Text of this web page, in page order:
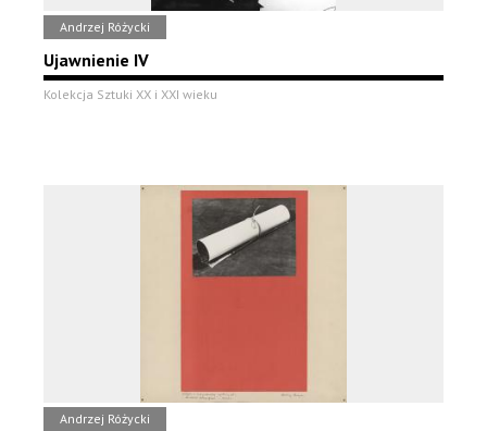
Andrzej Różycki
Ujawnienie IV
Kolekcja Sztuki XX i XXI wieku
Andrzej Różycki